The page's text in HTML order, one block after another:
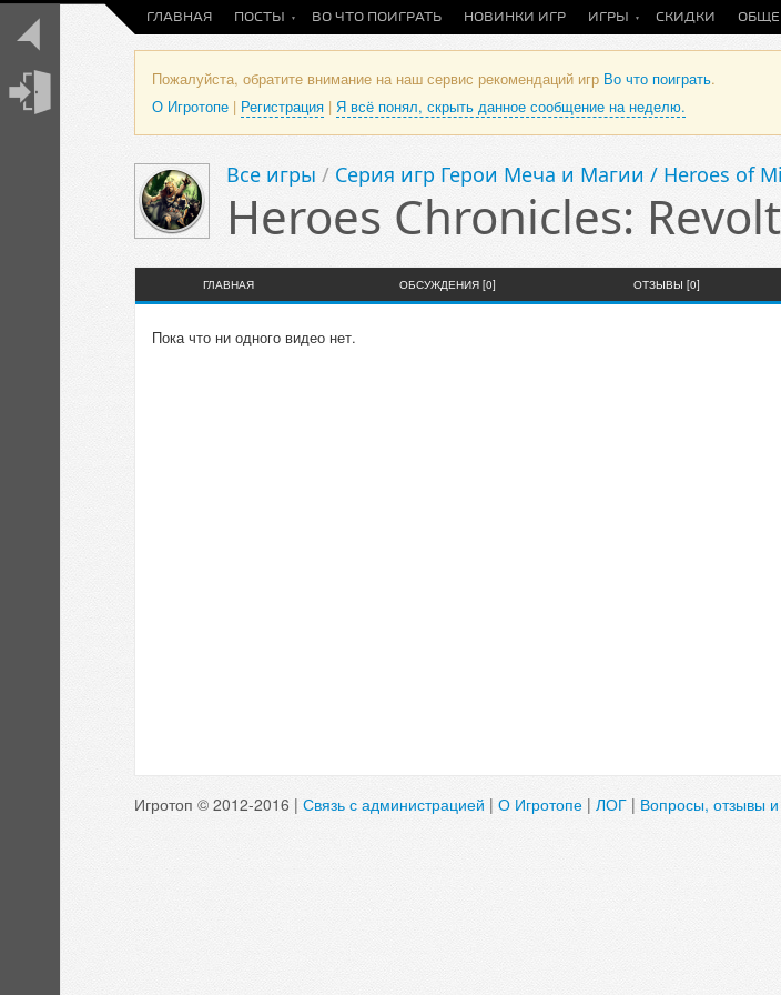
ГЛАВНАЯ ПОСТЫ ВО ЧТО ПОИГРАТЬ НОВИНКИ ИГР ИГРЫ СКИДКИ
Пожалуйста, обратите внимание на наш сервис рекомендаций игр Во что поиграть.
О Игротопе | Регистрация | Я всё понял, скрыть данное сообщение на неделю.
Все игры / Серия игр Герои Меча и Магии / Heroes of
Heroes Chronicles:
ГЛАВНАЯ ОБСУЖДЕНИЯ [0] ОТЗЫВЫ [0]
Пока что ни одного видео нет.
Игротоп © 2012-2016 | Связь с администрацией | О Игротопе | ЛОГ | Вопросы, отзывы